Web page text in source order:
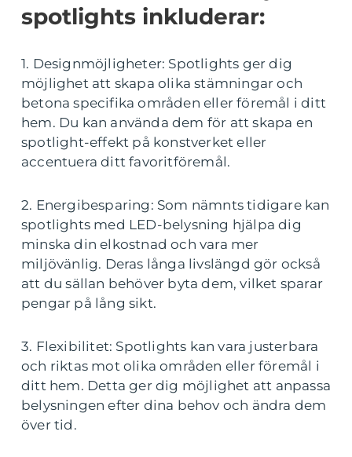
spotlights inkluderar:
1. Designmöjligheter: Spotlights ger dig
möjlighet att skapa olika stämningar och
betona specifika områden eller föremål i ditt
hem. Du kan använda dem för att skapa en
spotlight-effekt på konstverket eller
accentuera ditt favoritföremål.
2. Energibesparing: Som nämnts tidigare kan
spotlights med LED-belysning hjälpa dig
minska din elkostnad och vara mer
miljövänlig. Deras långa livslängd gör också
att du sällan behöver byta dem, vilket sparar
pengar på lång sikt.
3. Flexibilitet: Spotlights kan vara justerbara
och riktas mot olika områden eller föremål i
ditt hem. Detta ger dig möjlighet att anpassa
belysningen efter dina behov och ändra dem
över tid.